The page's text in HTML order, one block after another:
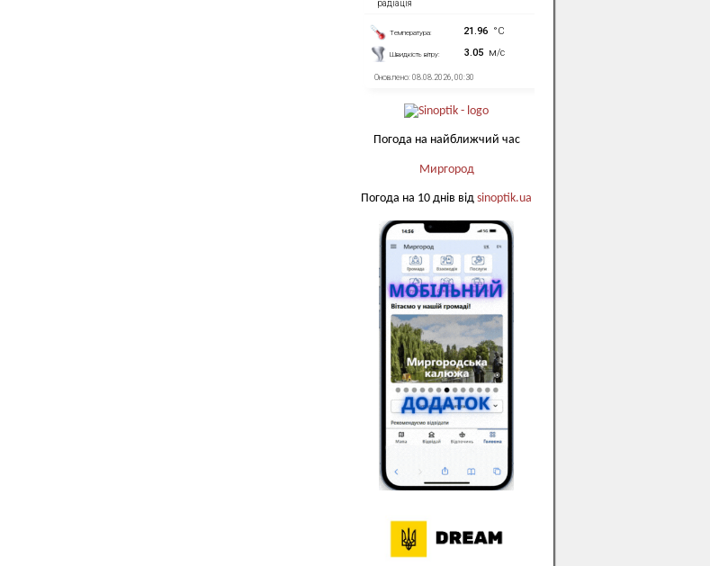
Погода на найближчий час
Миргород
Погода на 10 днів від sinoptik.ua